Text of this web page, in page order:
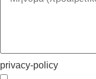
privacy-policy